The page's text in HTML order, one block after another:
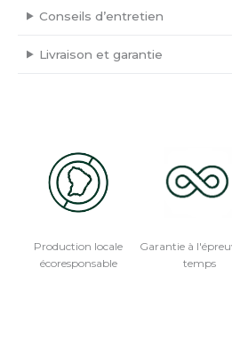
Conseils d’entretien
Livraison et garantie
Production locale
écoresponsable
Garantie à
temps